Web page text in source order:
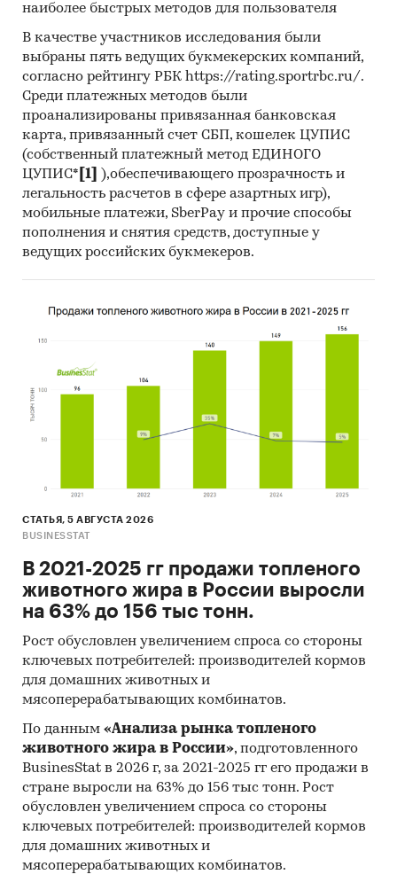
наиболее быстрых методов для пользователя
В качестве участников исследования были
выбраны пять ведущих букмекерских компаний,
согласно рейтингу РБК https://rating.sportrbc.ru/.
Среди платежных методов были
проанализированы привязанная банковская
карта, привязанный счет СБП, кошелек ЦУПИС
(собственный платежный метод ЕДИНОГО
ЦУПИС* [1]
),обеспечивающего прозрачность и
легальность расчетов в сфере азартных игр),
мобильные платежи, SberPay и прочие способы
пополнения и снятия средств, доступные у
ведущих российских букмекеров.
СТАТЬЯ, 5 АВГУСТА 2026
BUSINESSTAT
В 2021-2025 гг продажи топленого
животного жира в России выросли
на 63% до 156 тыс тонн.
Рост обусловлен увеличением спроса со стороны
ключевых потребителей: производителей кормов
для домашних животных и
мясоперерабатывающих комбинатов.
По данным «Анализа рынка топленого
животного жира в России», подготовленного
BusinesStat в 2026 г, за 2021-2025 гг его продажи в
стране выросли на 63% до 156 тыс тонн. Рост
обусловлен увеличением спроса со стороны
ключевых потребителей: производителей кормов
для домашних животных и
мясоперерабатывающих комбинатов.